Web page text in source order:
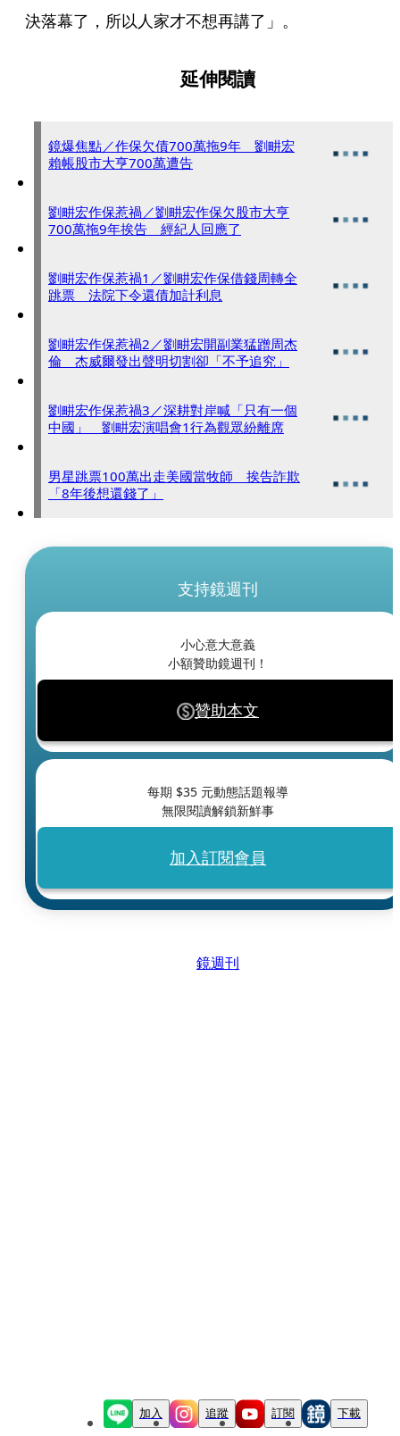
決落幕了，所以人家才不想再講了」。
延伸閱讀
鏡爆焦點／作保欠債700萬拖9年 劉畊宏
賴帳股市大亨700萬遭告
劉畊宏作保惹禍／劉畊宏作保欠股市大亨
700萬拖9年挨告 經紀人回應了
劉畊宏作保惹禍1／劉畊宏作保借錢周轉全
跳票 法院下令還債加計利息
劉畊宏作保惹禍2／劉畊宏開副業猛蹭周杰
倫 杰威爾發出聲明切割卻「不予追究」
劉畊宏作保惹禍3／深耕對岸喊「只有一個
中國」 劉畊宏演唱會1行為觀眾紛離席
男星跳票100萬出走美國當牧師 挨告詐欺
「8年後想還錢了」
支持鏡週刊
小心意大意義
小額贊助鏡週刊！
贊助本文
每期 $35 元動態話題報導
無限閱讀解鎖新鮮事
加入訂閱會員
鏡週刊
加入 追蹤 訂閱 下載